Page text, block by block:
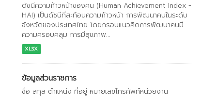
ดัชนีความก้าวหน้าของคน (Human Achievement Index -
HAI) เป็นดัชนีที่สะท้อนความก้าวหน้า การพัฒนาคนในระดับ
จังหวัดของประเทศไทย โดยกรอบแนวคิดการพัฒนาคนมี
ความครอบคลุม การมีสุขภาพ...
XLSX
ข้อมูลส่วนราชการ
ชื่อ สกุล ตำแหน่ง ที่อยู่ หมายเลขโทรศัพท์หน่วยงาน